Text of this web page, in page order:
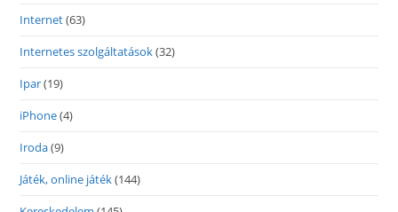
Internet(63)
Internetes szolgáltatások(32)
Ipar(19)
iPhone(4)
Iroda(9)
Játék, online játék(144)